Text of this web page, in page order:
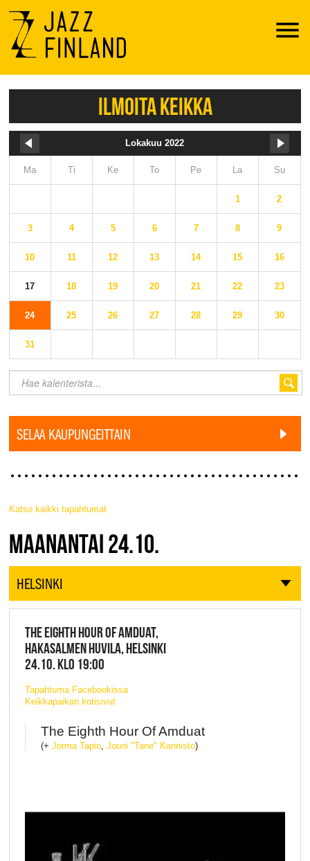
Menu
ILMOITA KEIKKA
Lokakuu 2022
Ma Ti Ke To Pe La Su
1 2
3 4 5 6 7 8 9
10 11 12 13 14 15 16
17 18 19 20 21 22 23
24 25 26 27 28 29 30
31
SELAA KAUPUNGEITTAIN
Katso kaikki tapahtumat
JAZZ FINLAND LIVE
MAANANTAI 24.10.
HELSINKI
THE EIGHTH HOUR OF AMDUAT,
HAKASALMEN HUVILA, HELSINKI
24.10. KLO 19:00
Tapahtuma Facebookissa
Keikkapaikan kotisivut
The Eighth Hour Of Amduat
(+ Jorma Tapio, Jouni "Tane" Kannisto)